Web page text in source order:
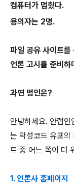
컴퓨터가 멈췄다.
용의자는 2명.
파일 공유 사이트를
언론 고시를 준비
과연 범인은?
안녕하세요. 안랩인
는 악성코드 유포의
트 중 어느 쪽이 더
1. 언론사 홈페이지